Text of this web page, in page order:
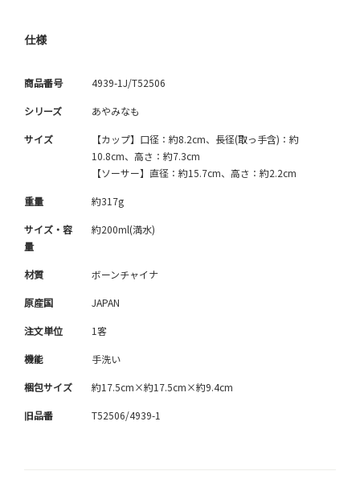
仕様
商品番号 4939-1J/T52506
シリーズ あやみなも
サイズ
【カップ】口径：約8.2cm、長径(取っ手含)：約
10.8cm、高さ：約7.3cm
【ソーサー】直径：約15.7cm、高さ：約2.2cm
重量 約317g
サイズ・容
量
約200ml(満水)
材質 ボーンチャイナ
原産国 JAPAN
注文単位 1客
機能 手洗い
梱包サイズ 約17.5cm×約17.5cm×約9.4cm
旧品番 T52506/4939-1